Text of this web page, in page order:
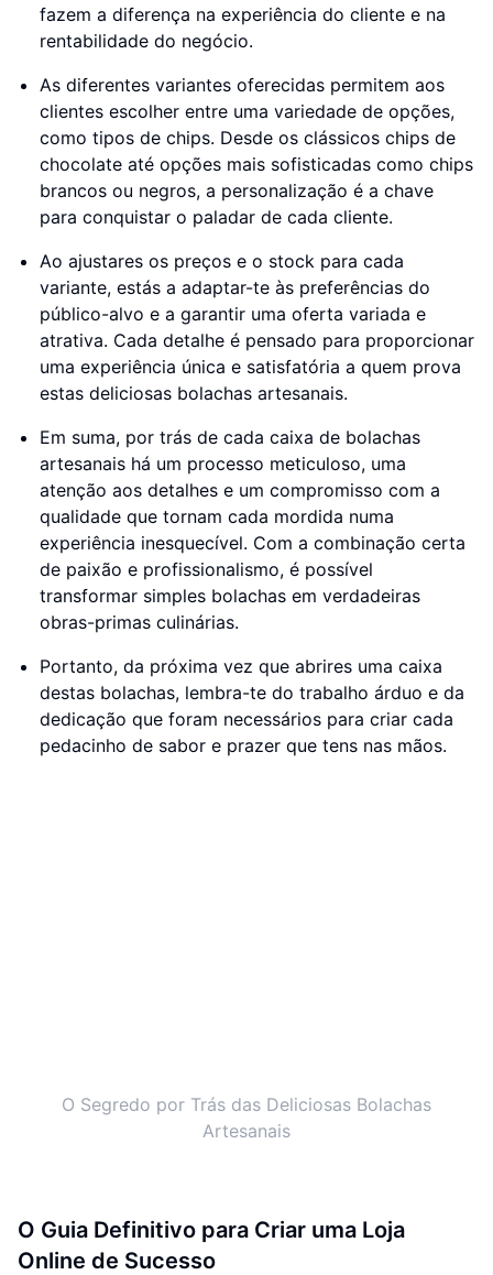
fazem a diferença na experiência do cliente e na
rentabilidade do negócio.
As diferentes variantes oferecidas permitem aos
clientes escolher entre uma variedade de opções,
como tipos de chips. Desde os clássicos chips de
chocolate até opções mais sofisticadas como chips
brancos ou negros, a personalização é a chave
para conquistar o paladar de cada cliente.
Ao ajustares os preços e o stock para cada
variante, estás a adaptar-te às preferências do
público-alvo e a garantir uma oferta variada e
atrativa. Cada detalhe é pensado para proporcionar
uma experiência única e satisfatória a quem prova
estas deliciosas bolachas artesanais.
Em suma, por trás de cada caixa de bolachas
artesanais há um processo meticuloso, uma
atenção aos detalhes e um compromisso com a
qualidade que tornam cada mordida numa
experiência inesquecível. Com a combinação certa
de paixão e profissionalismo, é possível
transformar simples bolachas em verdadeiras
obras-primas culinárias.
Portanto, da próxima vez que abrires uma caixa
destas bolachas, lembra-te do trabalho árduo e da
dedicação que foram necessários para criar cada
pedacinho de sabor e prazer que tens nas mãos.
O Segredo por Trás das Deliciosas Bolachas
Artesanais
O Guia Definitivo para Criar uma Loja
Online de Sucesso